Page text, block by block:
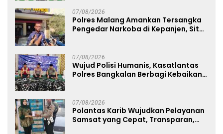
07/08/2026
Polres Malang Amankan Tersangka
Pengedar Narkoba di Kepanjen, Sita
07/08/2026
Wujud Polisi Humanis, Kasatlantas
Polres Bangkalan Berbagi Kebaikan
07/08/2026
Polantas Karib Wujudkan Pelayanan
Samsat yang Cepat, Transparan,